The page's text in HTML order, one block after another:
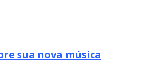
sua nova música